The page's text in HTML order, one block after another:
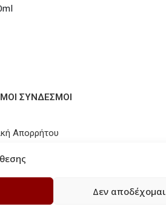
Δεν αποδέχομαι
ΣΥΝΔΕΣΜΟΙ
Απορρήτου
Αποστολής
Πληρωμών
Επιστροφών / Ακυρώσεων